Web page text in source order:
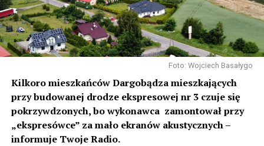
Foto: Wojciech Basałygo
Kilkoro mieszkańców Dargobądza mieszkających
przy budowanej drodze ekspresowej nr 3 czuje się
pokrzywdzonych, bo wykonawca zamontował przy
„ekspresówce” za mało ekranów akustycznych –
informuje Twoje Radio.